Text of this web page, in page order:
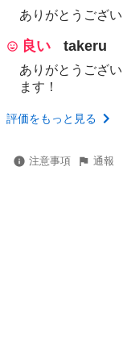
ありがとうござい
良い takeru
ありがとうござ
ます！
評価をもっと見る
注意事項 通報